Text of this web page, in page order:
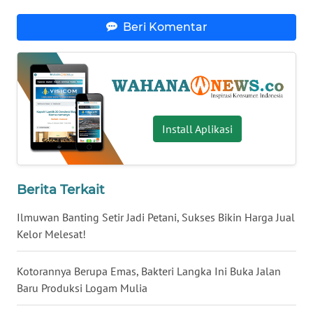
Beri Komentar
Install Aplikasi
Berita Terkait
Ilmuwan Banting Setir Jadi Petani, Sukses Bikin Harga Jual
Kelor Melesat!
Kotorannya Berupa Emas, Bakteri Langka Ini Buka Jalan
Baru Produksi Logam Mulia
WN
SUMBAR
WN
SUMSEL
BENGKULU
WN
LAMPUNG
WN
JATENG